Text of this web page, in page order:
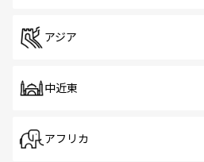
アジア
中近東
アフリカ